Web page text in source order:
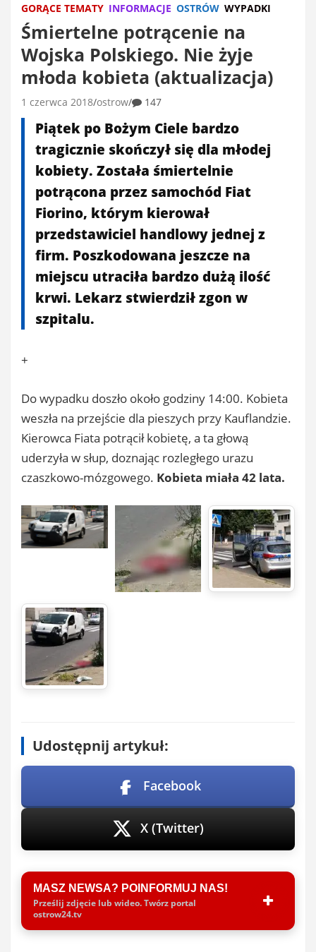
GORĄCE TEMATY INFORMACJE OSTRÓW WYPADKI
Śmiertelne potrącenie na
Wojska Polskiego. Nie żyje
młoda kobieta (aktualizacja)
1 czerwca 2018 ostrow 147
Piątek po Bożym Ciele bardzo
tragicznie skończył się dla młodej
kobiety. Została śmiertelnie
potrącona przez samochód Fiat
Fiorino, którym kierował
przedstawiciel handlowy jednej z
firm. Poszkodowana jeszcze na
miejscu utraciła bardzo dużą ilość
krwi. Lekarz stwierdził zgon w
szpitalu.
+
Do wypadku doszło około godziny 14:00. Kobieta
weszła na przejście dla pieszych przy Kauflandzie.
Kierowca Fiata potrącił kobietę, a ta głową
uderzyła w słup, doznając rozległego urazu
czaszkowo-mózgowego. Kobieta miała 42 lata.
Udostępnij artykuł:
Facebook
X (Twitter)
MASZ NEWSA? POINFORMUJ NAS!
Prześlij zdjęcie lub wideo. Twórz portal
ostrow24.tv